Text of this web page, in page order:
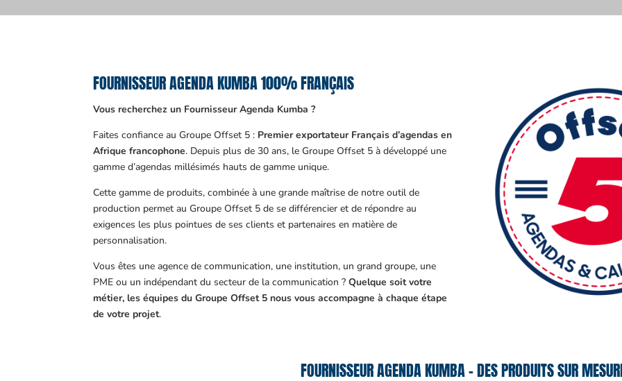
FOURNISSEUR AGENDA KUMBA 100% FRANÇAIS
Vous recherchez un Fournisseur Agenda Kumba ?
Faites confiance au Groupe Offset 5 : Premier exportateur Français d’agendas en
Afrique francophone. Depuis plus de 30 ans, le Groupe Offset 5 à développé une
gamme d’agendas millésimés hauts de gamme unique.
Cette gamme de produits, combinée à une grande maîtrise de notre outil de
production permet au Groupe Offset 5 de se différencier et de répondre au
exigences les plus pointues de ses clients et partenaires en matière de
personnalisation.
Vous êtes une agence de communication, une institution, un grand groupe, une
PME ou un indépendant du secteur de la communication ?Quelque soit votre
métier, les équipes du Groupe Offset 5 nous vous accompagne à chaque étape
de votre projet.
FOURNISSEUR AGENDA KUMBA – DES PRODUITS SUR